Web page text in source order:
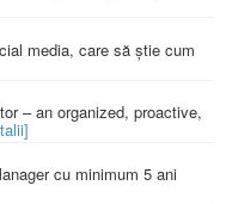
media, care să știe cum
– an organized, proactive,
cu minimum 5 ani